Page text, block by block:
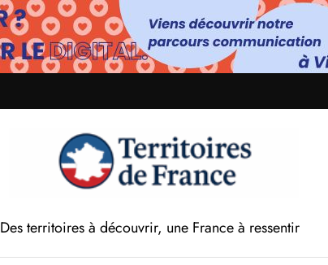
Des territoires à découvrir, une France à ressentir